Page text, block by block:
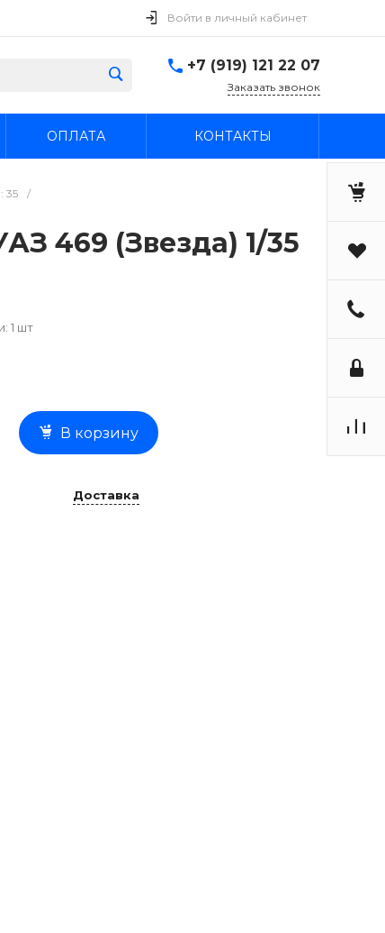
Войти в личный кабинет
+7 (919) 121 22 07
Заказать звонок
ОПЛАТА КОНТАКТЫ
35
/
469 (Звезда) 1/35
1 шт
В корзину
Доставка